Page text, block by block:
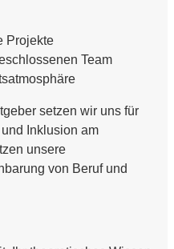
Projekte
Team
setzen wir uns für
Inklusion am
unsere
von Beruf und